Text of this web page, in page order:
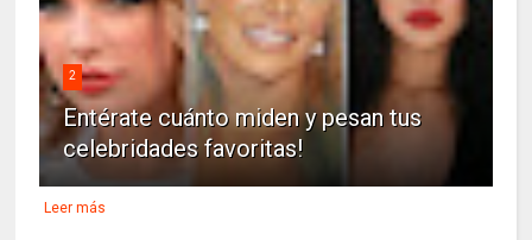
2
Entérate cuánto miden y pesan tus
celebridades favoritas!
Leer más